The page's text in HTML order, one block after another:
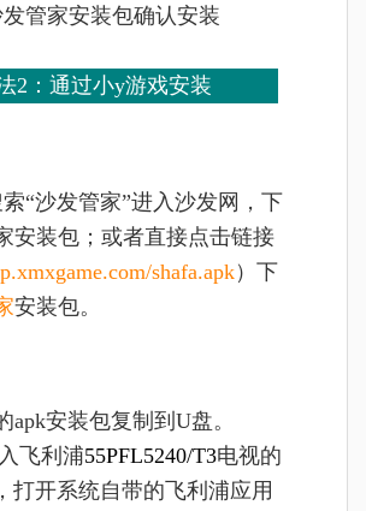
管家安装包确认安装
2： 通过小y游戏安装
“沙发管家”进入沙发网，下
安装包；或者直接点击链接
shafa.apk）下
安装包。
apk安装包复制到U盘。
飞利浦55PFL5240/T3电视的
打开系统自带的飞利浦应用